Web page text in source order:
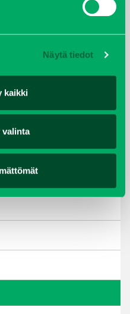
Näytä tiedot
kaikki
valinta